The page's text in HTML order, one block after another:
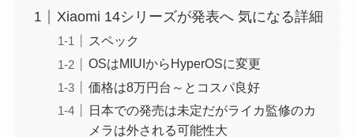
Xiaomi 14シリーズが発表へ 気になる詳細
スペック
OSはMIUIからHyperOSに変更
価格は8万円台～とコスパ良好
日本での発売は未定だがライカ監修のカ
メラは外される可能性大